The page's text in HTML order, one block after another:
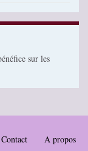
sur les
Contact A propos